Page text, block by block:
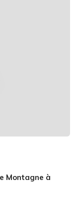
Montagne à